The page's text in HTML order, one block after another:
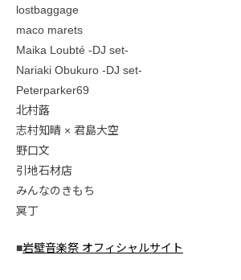
lostbaggage
maco marets
Maika Loubté -DJ set-
Nariaki Obukuro -DJ set-
Peterparker69
北村蕗
志村知晴 × 君島大空
野口文
引地石材店
みんなのきもち
冥丁
■岩壁音楽祭 オフィシャルサイト